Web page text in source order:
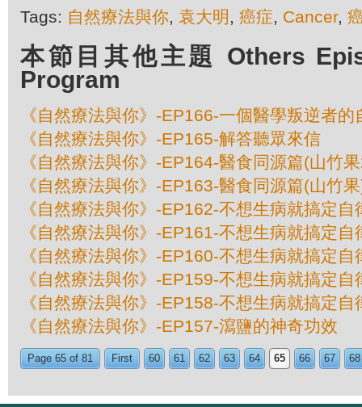
Tags: 自然療法與你, 袁大明 , 癌症, Cancer,
本節目其他主題 Others
Program
《自然療法與你》-EP166-一個醫學叛逆者的
《自然療法與你》-EP165-解答聽眾來信
《自然療法與你》-EP164-醫食同源篇(山竹
《自然療法與你》-EP163-醫食同源篇(山竹
《自然療法與你》-EP162-不想生病就搞定自
《自然療法與你》-EP161-不想生病就搞定自
《自然療法與你》-EP160-不想生病就搞定自
《自然療法與你》-EP159-不想生病就搞定自
《自然療法與你》-EP158-不想生病就搞定自
《自然療法與你》-EP157-瀉鹽的神奇功效
Page 65 of 81 First 60 61 62 63 64 65 66 67 68